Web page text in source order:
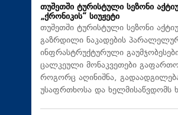
თუშეთში ტურისტული სეზონი
„ქრონიკის“ სიუჟეტი
თუშეთში ტურისტული სეზონი
გაზრდილი ნაკადების
ინფრასტრუქტურული
ცალკეული მონაკვეთები
როგორც აღინიშნა,
უსაფრთხოსა და ხელმისაწვდომს